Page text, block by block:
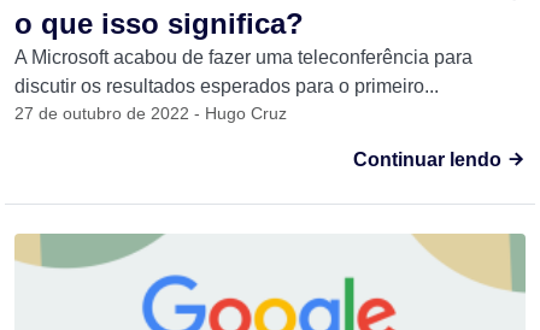
o que isso significa?
A Microsoft acabou de fazer uma teleconferência para
discutir os resultados esperados para o primeiro...
27 de outubro de 2022 - Hugo Cruz
Continuar lendo